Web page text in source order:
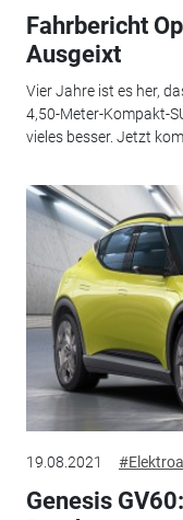
Fahrbericht
Ausgeixt
Vier Jahre ist es her,
4,50-Meter-Kompakt-
vieles besser. Jetzt
19.08.2021
Genesis